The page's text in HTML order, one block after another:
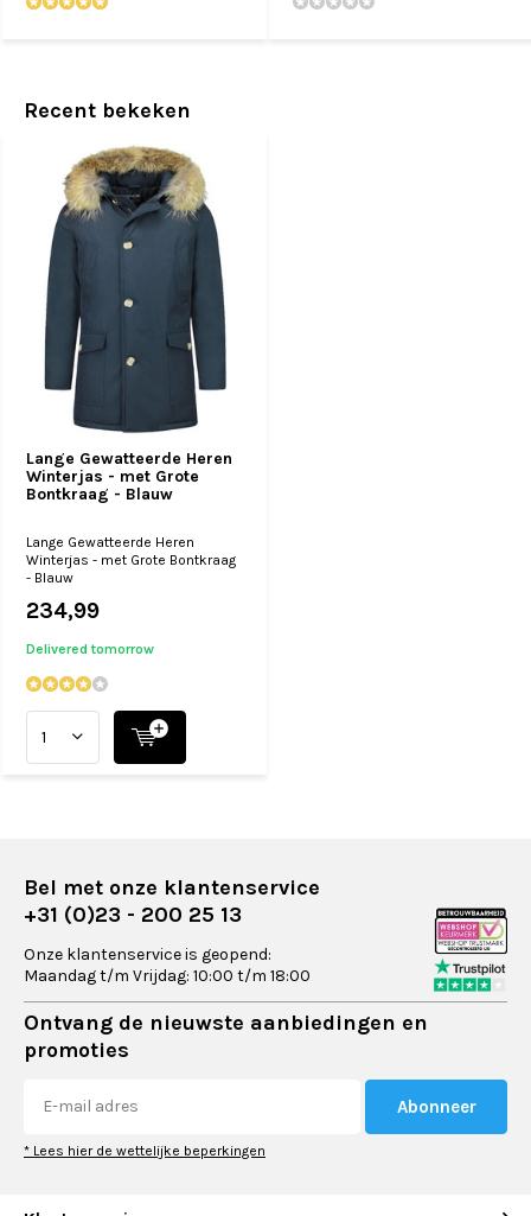
Recent bekeken
Lange Gewatteerde Heren
Winterjas - met Grote
Bontkraag - Blauw
Lange Gewatteerde Heren
Winterjas - met Grote Bontkraag
- Blauw
234,99
Delivered tomorrow
Bel met onze klantenservice
+31 (0)23 - 200 25 13
Onze klantenservice is geopend:
Maandag t/m Vrijdag: 10:00 t/m 18:00
Ontvang de nieuwste aanbiedingen en
promoties
Abonneer
* Lees hier de wettelijke beperkingen